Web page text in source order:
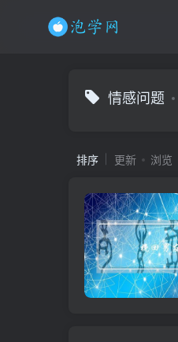
情感问题
排序 更新 浏览